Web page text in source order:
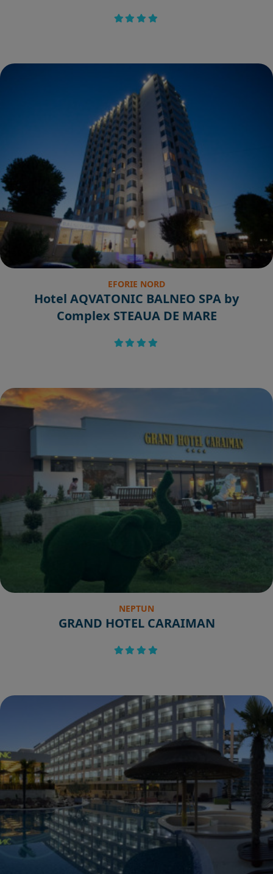
EFORIE NORD
Hotel AQVATONIC BALNEO SPA by
Complex STEAUA DE MARE
NEPTUN
GRAND HOTEL CARAIMAN